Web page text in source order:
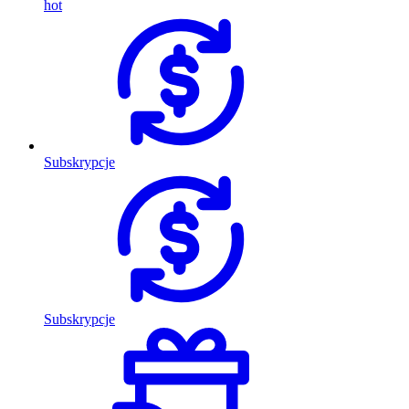
hot
Subskrypcje
Subskrypcje